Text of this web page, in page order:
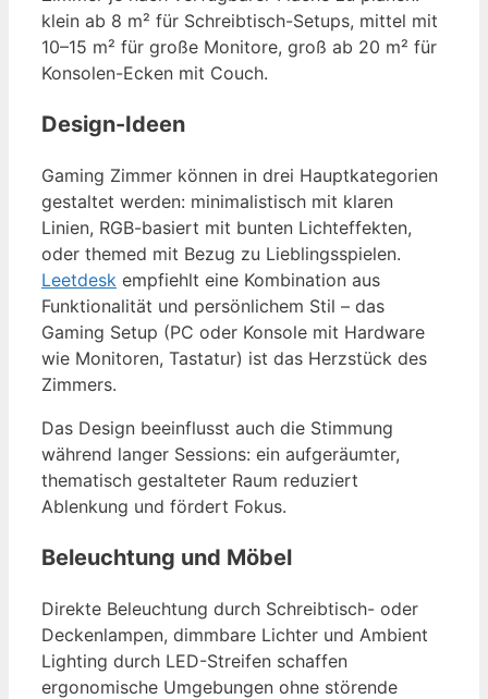
klein ab 8 m² für Schreibtisch-Setups, mittel mit
10–15 m² für große Monitore, groß ab 20 m² für
Konsolen-Ecken mit Couch.
Design-Ideen
Gaming Zimmer können in drei Hauptkategorien
gestaltet werden: minimalistisch mit klaren
Linien, RGB-basiert mit bunten Lichteffekten,
oder themed mit Bezug zu Lieblingsspielen.
Leetdesk empfiehlt eine Kombination aus
Funktionalität und persönlichem Stil – das
Gaming Setup (PC oder Konsole mit Hardware
wie Monitoren, Tastatur) ist das Herzstück des
Zimmers.
Das Design beeinflusst auch die Stimmung
während langer Sessions: ein aufgeräumter,
thematisch gestalteter Raum reduziert
Ablenkung und fördert Fokus.
Beleuchtung und Möbel
Direkte Beleuchtung durch Schreibtisch- oder
Deckenlampen, dimmbare Lichter und Ambient
Lighting durch LED-Streifen schaffen
ergonomische Umgebungen ohne störende